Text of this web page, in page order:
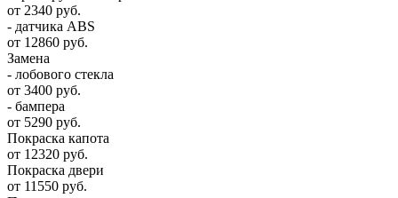
от 2340 руб.
- датчика ABS
от 12860 руб.
Замена
- лобового стекла
от 3400 руб.
- бампера
от 5290 руб.
Покраска капота
от 12320 руб.
Покраска двери
от 11550 руб.